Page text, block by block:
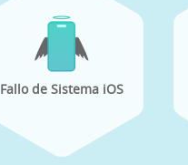
Fallo de Sistema iOS